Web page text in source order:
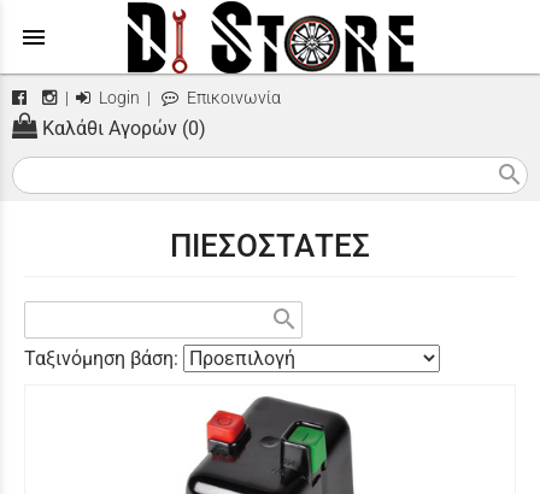
menu
| Login | Επικοινωνία
Καλάθι Αγορών (0)
search
ΠΙΕΣΟΣΤΑΤΕΣ
search
Ταξινόμηση βάση: